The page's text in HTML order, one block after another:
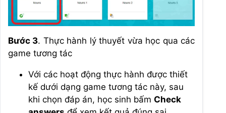
Bước 3. Thực hành lý thuyết vừa học qua các
game tương tác
Với các hoạt động thực hành được thiết
kế dưới dạng game tương tác này, sau
khi chọn đáp án, học sinh bấm Check